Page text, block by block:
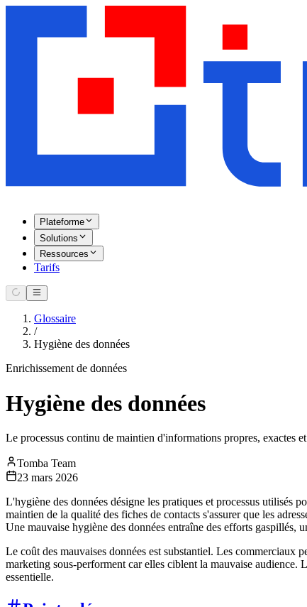
Plateforme
Solutions
Ressources
Tarifs
Glossaire
/
Hygiène des données
Enrichissement de données
Hygiène des données
Le processus continu de maintien d'informations propres, exactes
Tomba Team
23 mars 2026
L'hygiène des données désigne les pratiques et processus utilisés
maintien de la qualité des fiches de contacts s'assurer que les
Une mauvaise hygiène des données entraîne des efforts gaspillés,
Le coût des mauvaises données est substantiel. Les commerciaux
marketing sous-performent car elles ciblent la mauvaise audience.
essentielle.